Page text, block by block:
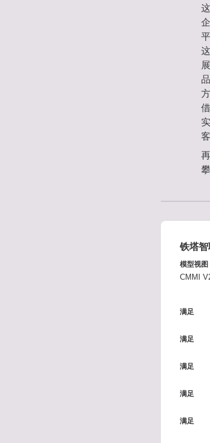
铁塔智
模型视图
CMMI
满足
满足
满足
满足
满足